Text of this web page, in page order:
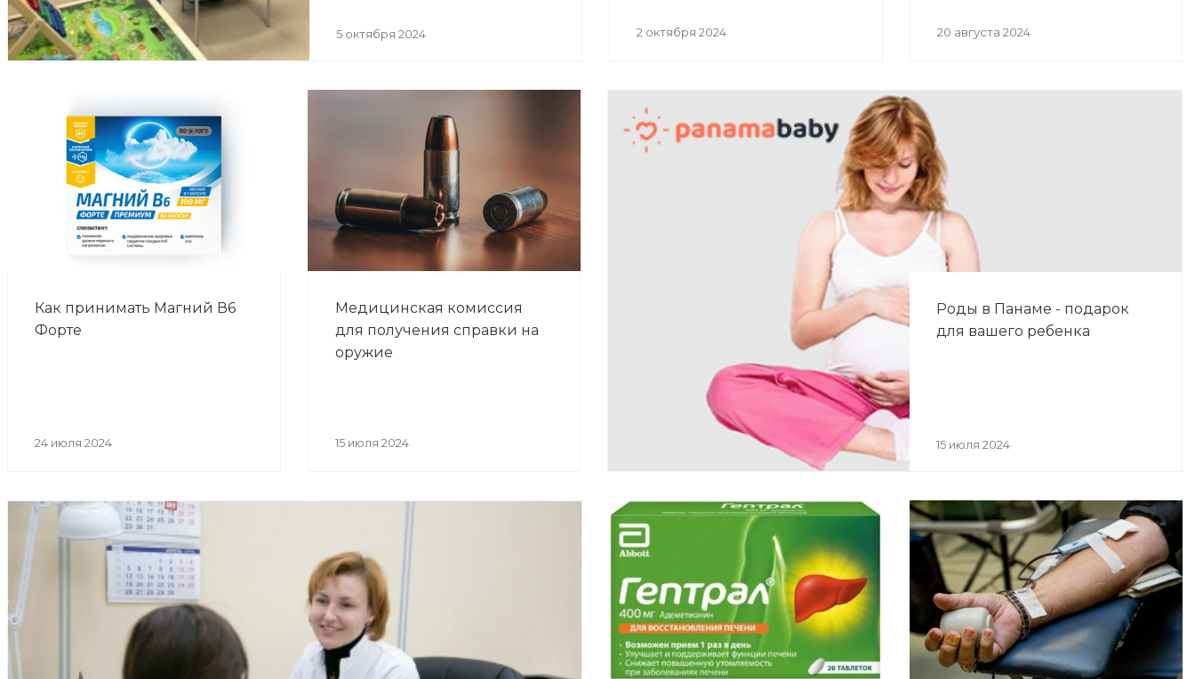
5 октября 2024 2 октября 2024 20 августа 2024
Как принимать Магний В6
Форте
24 июля 2024
Медицинская комиссия
для получения справки на
оружие
15 июля 2024
Роды в Панаме - подарок
для вашего ребенка
15 июля 2024